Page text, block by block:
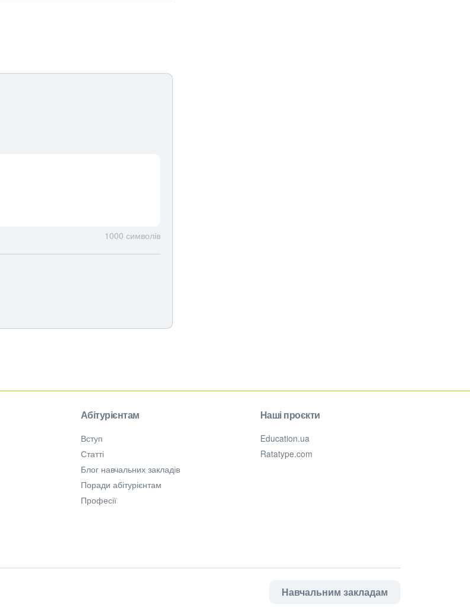
1000 символів
Абітурієнтам
Вступ
Статті
Блог навчальних закладів
Поради абітурієнтам
Професії
Наші проєкти
Education.ua
Ratatype.com
Навчальним закладам